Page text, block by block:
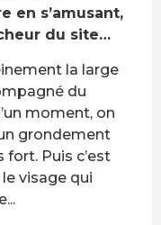
en s’amusant,
du site…
la large
du
moment, on
grondement
fort. Puis c’est
visage qui